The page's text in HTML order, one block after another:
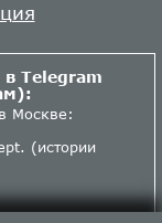
Telegram
Москве:
(истории